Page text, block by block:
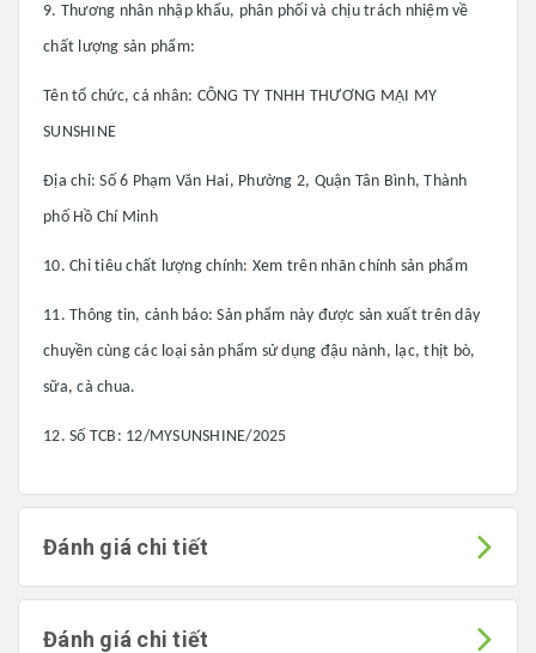
9. Thương nhân nhập khẩu, phân phối và chịu trách nhiệm về
chất lượng sản phẩm:
Tên tổ chức, cá nhân: CÔNG TY TNHH THƯƠNG MẠI MY
SUNSHINE
Địa chỉ: Số 6 Phạm Văn Hai, Phường 2, Quận Tân Bình, Thành
phố Hồ Chí Minh
10. Chỉ tiêu chất lượng chính: Xem trên nhãn chính sản phẩm
11. Thông tin, cảnh báo: Sản phẩm này được sản xuất trên dây
chuyền cùng các loại sản phẩm sử dụng đậu nành, lạc, thịt bò,
sữa, cà chua.
12. Số TCB: 12/MYSUNSHINE/2025
Đánh giá chi tiết
Đánh giá chi tiết